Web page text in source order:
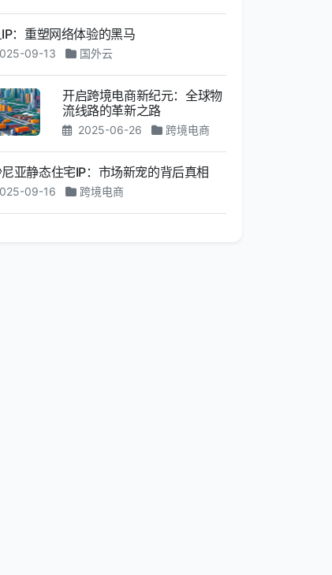
：重塑网络体验的黑马
09-13 国外云
开启跨境电商新纪元：全球物
流线路的革新之路
2025-06-26 跨境电商
亚静态住宅IP：市场新宠的背后真相
09-16 跨境电商